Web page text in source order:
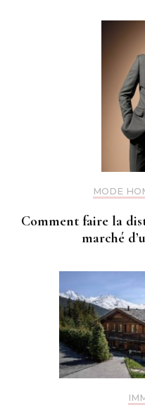
MODE
Comment faire la
marché